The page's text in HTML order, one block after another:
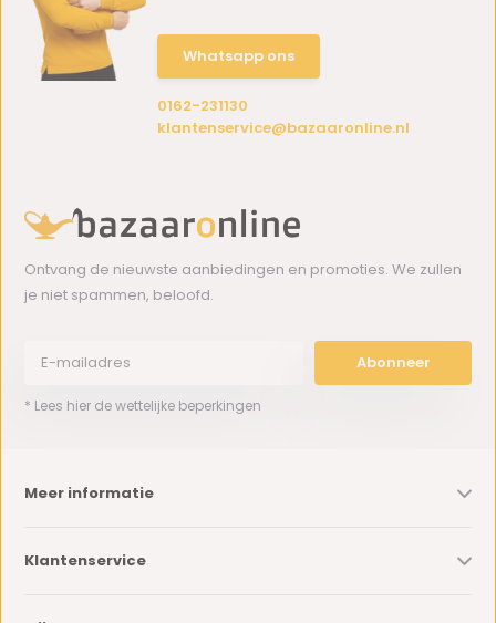
Whatsapp ons
0162-231130
klantenservice@bazaaronline.nl
Ontvang de nieuwste aanbiedingen en promoties. We zullen
je niet spammen, beloofd.
Abonneer
* Lees hier de wettelijke beperkingen
Meer informatie
Klantenservice